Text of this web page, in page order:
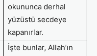
okununca derhal
yüzüstü secdeye
kapanırlar.
İşte bunlar, Allah’ın